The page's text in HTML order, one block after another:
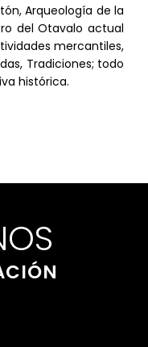
Arqueología de la
del Otavalo actual
mercantiles,
Tradiciones; todo
histórica.